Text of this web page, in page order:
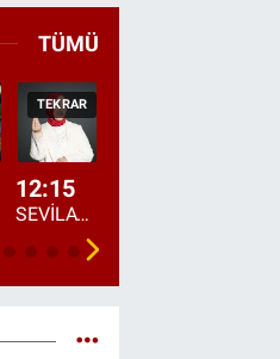
TÜMÜ
TEKRAR
12:15
SEVİLAY SUNGUR İLE ELİMİN BEREKETİ